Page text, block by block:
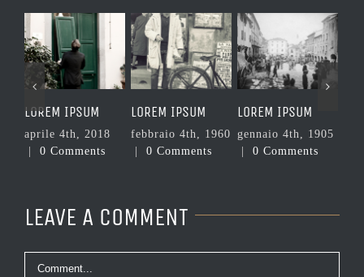
LOREM IPSUM
aprile 4th, 2018
0 Comments
LOREM IPSUM
febbraio 4th, 1960
0 Comments
LOREM IPSUM
gennaio 4th, 1905
0 Comments
LEAVE A COMMENT
Comment